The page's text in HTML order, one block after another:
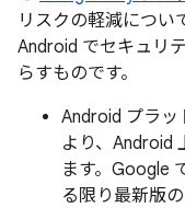
リスクの軽減につい
Android でセキュリ
らすものです。
Android プラッ
より、Android
ます。Google
る限り最新版